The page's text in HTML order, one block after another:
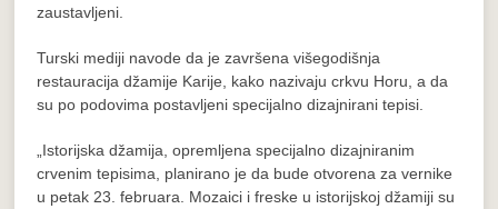
zaustavljeni.
Turski mediji navode da je završena višegodišnja
restauracija džamije Karije, kako nazivaju crkvu Horu, a da
su po podovima postavljeni specijalno dizajnirani tepisi.
„Istorijska džamija, opremljena specijalno dizajniranim
crvenim tepisima, planirano je da bude otvorena za vernike
u petak 23. februara. Mozaici i freske u istorijskoj džamiji su